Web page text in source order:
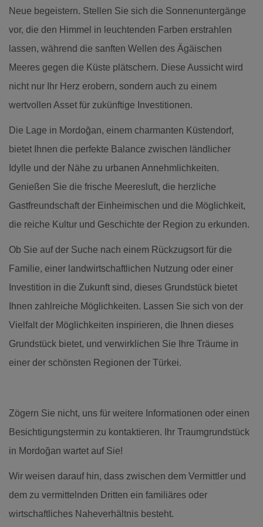
Neue begeistern. Stellen Sie sich die Sonnenuntergänge
vor, die den Himmel in leuchtenden Farben erstrahlen
lassen, während die sanften Wellen des Ägäischen
Meeres gegen die Küste plätschern. Diese Aussicht wird
nicht nur Ihr Herz erobern, sondern auch zu einem
wertvollen Asset für zukünftige Investitionen.
Die Lage in Mordoğan, einem charmanten Küstendorf,
bietet Ihnen die perfekte Balance zwischen ländlicher
Idylle und der Nähe zu urbanen Annehmlichkeiten.
Genießen Sie die frische Meeresluft, die herzliche
Gastfreundschaft der Einheimischen und die Möglichkeit,
die reiche Kultur und Geschichte der Region zu erkunden.
Ob Sie auf der Suche nach einem Rückzugsort für die
Familie, einer landwirtschaftlichen Nutzung oder einer
Investition in die Zukunft sind, dieses Grundstück bietet
Ihnen zahlreiche Möglichkeiten. Lassen Sie sich von der
Vielfalt der Möglichkeiten inspirieren, die Ihnen dieses
Grundstück bietet, und verwirklichen Sie Ihre Träume in
einer der schönsten Regionen der Türkei.
Zögern Sie nicht, uns für weitere Informationen oder einen
Besichtigungstermin zu kontaktieren. Ihr Traumgrundstück
in Mordoğan wartet auf Sie!
Wir weisen darauf hin, dass zwischen dem Vermittler und
dem zu vermittelnden Dritten ein familiäres oder
wirtschaftliches Naheverhältnis besteht.